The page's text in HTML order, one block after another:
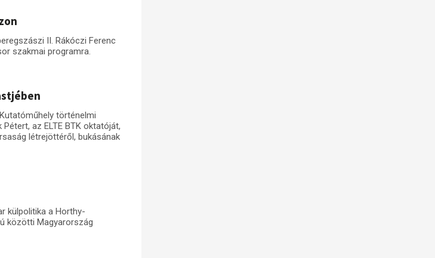
II. Rákóczi Ferenc
szakmai programra.
történelmi
az ELTE BTK oktatóját,
létrejöttéről, bukásának
külpolitika a Horthy-
közötti Magyarország